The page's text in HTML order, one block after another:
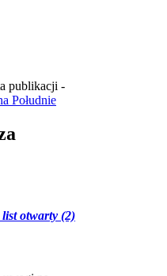
publikacji -
Południe
otwarty (2)